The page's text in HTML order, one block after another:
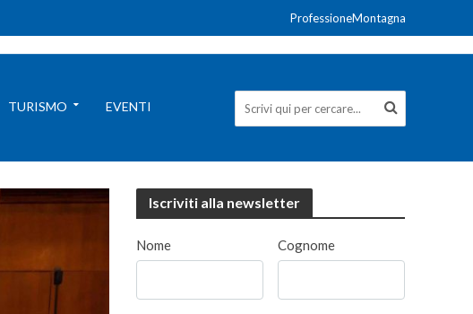
ProfessioneMontagna
TURISMO EVENTI
Iscriviti alla newsletter
Nome Cognome